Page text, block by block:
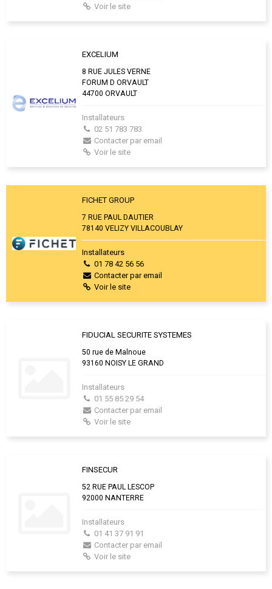
Voir le site
EXCELIUM
8 RUE JULES VERNE
FORUM D ORVAULT
44700 ORVAULT
Installateurs
02 51 783 783
Contacter par email
Voir le site
FICHET GROUP
7 RUE PAUL DAUTIER
78140 VELIZY VILLACOUBLAY
Installateurs
01 78 42 56 56
Contacter par email
Voir le site
FIDUCIAL SECURITE SYSTEMES
50 rue de Malnoue
93160 NOISY LE GRAND
Installateurs
01 55 85 29 54
Contacter par email
Voir le site
FINSECUR
52 RUE PAUL LESCOP
92000 NANTERRE
Installateurs
01 41 37 91 91
Contacter par email
Voir le site